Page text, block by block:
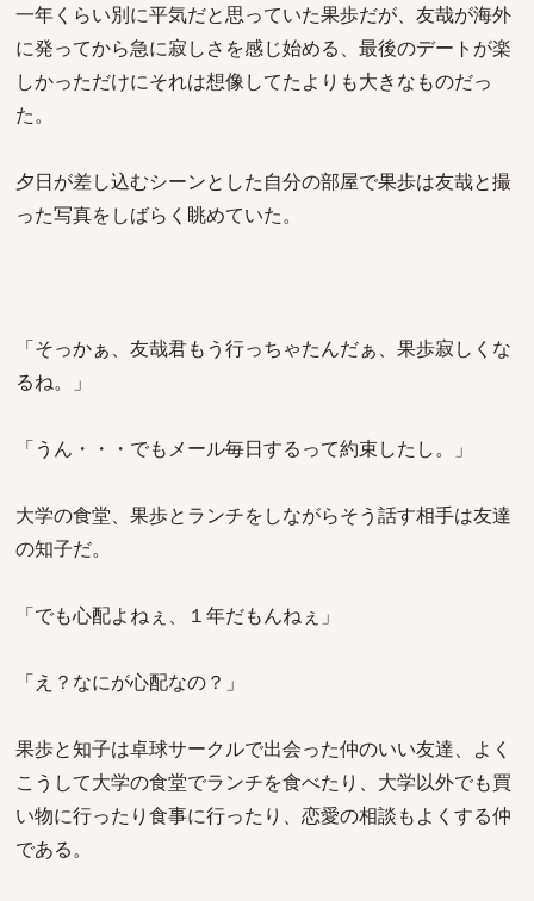
一年くらい別に平気だと思っていた果歩だが、友哉が海外
に発ってから急に寂しさを感じ始める、最後のデートが楽
しかっただけにそれは想像してたよりも大きなものだっ
た。
夕日が差し込むシーンとした自分の部屋で果歩は友哉と撮
った写真をしばらく眺めていた。
「そっかぁ、友哉君もう行っちゃたんだぁ、果歩寂しくな
るね。」
「うん・・・でもメール毎日するって約束したし。」
大学の食堂、果歩とランチをしながらそう話す相手は友達
の知子だ。
「でも心配よねぇ、１年だもんねぇ」
「え？なにが心配なの？」
果歩と知子は卓球サークルで出会った仲のいい友達、よく
こうして大学の食堂でランチを食べたり、大学以外でも買
い物に行ったり食事に行ったり、恋愛の相談もよくする仲
である。